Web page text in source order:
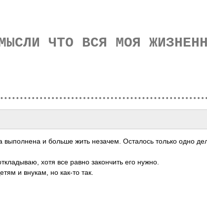
ЧТО ВСЯ МОЯ
и больше жить незачем. Осталось только одно
хотя все равно закончить его нужно.
и внукам, но как-то так.